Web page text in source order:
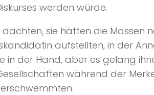
werden würde.
sie hätten die Massen
aufstellten, in der
in der Hand, aber es gelang
während der